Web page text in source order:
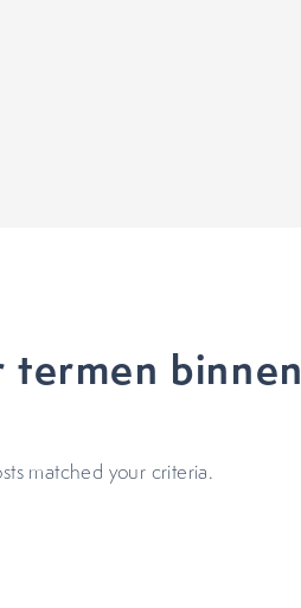
termen binnen
matched your criteria.